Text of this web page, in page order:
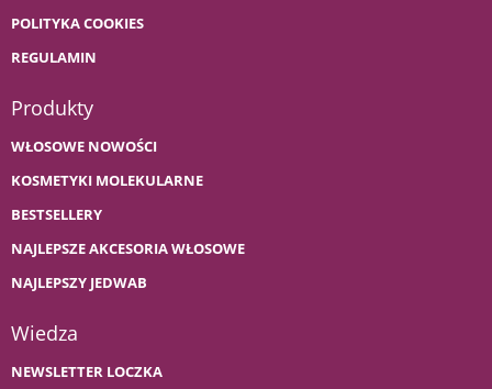
POLITYKA COOKIES
REGULAMIN
Produkty
WŁOSOWE NOWOŚCI
KOSMETYKI MOLEKULARNE
BESTSELLERY
NAJLEPSZE AKCESORIA WŁOSOWE
NAJLEPSZY JEDWAB
Wiedza
NEWSLETTER LOCZKA